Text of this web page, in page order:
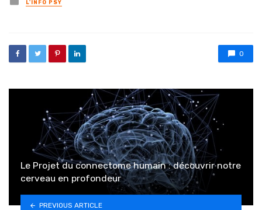
L'INFO PSY
0
Le Projet du connectome humain : découvrir notre
cerveau en profondeur
PREVIOUS ARTICLE